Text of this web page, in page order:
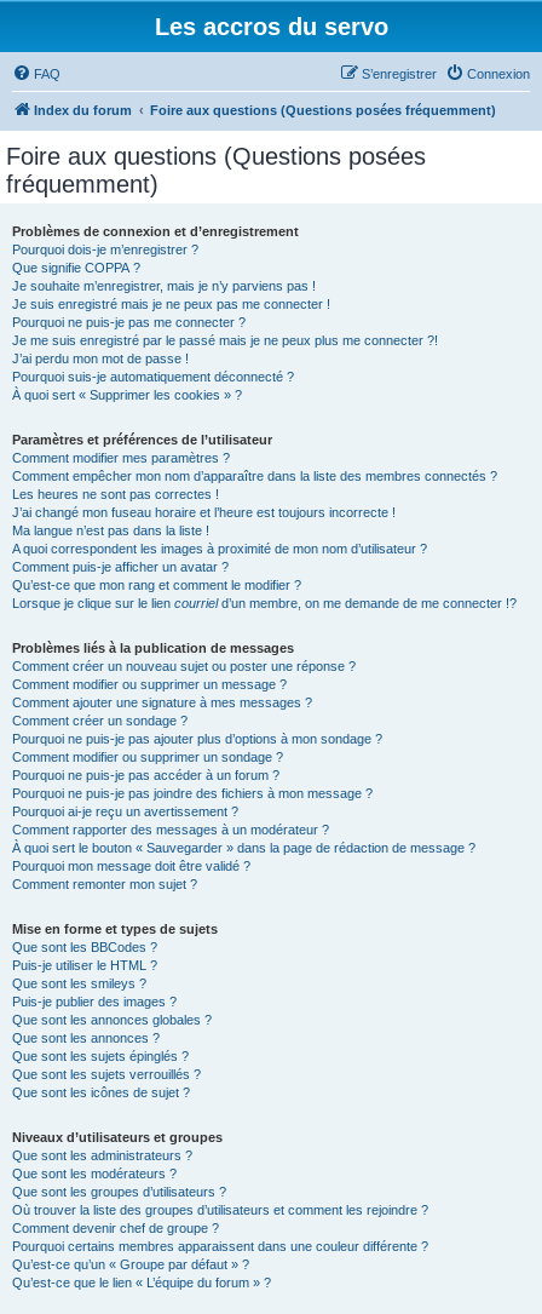
Les accros du servo
FAQ Connexion
S’enregistrer
Index du forum Foire aux questions (Questions posées fréquemment)
Foire aux questions (Questions posées
fréquemment)
Problèmes de connexion et d’enregistrement
Pourquoi dois-je m’enregistrer ?
Que signifie COPPA ?
Je souhaite m’enregistrer, mais je n’y parviens pas !
Je suis enregistré mais je ne peux pas me connecter !
Pourquoi ne puis-je pas me connecter ?
Je me suis enregistré par le passé mais je ne peux plus me connecter ?!
J’ai perdu mon mot de passe !
Pourquoi suis-je automatiquement déconnecté ?
À quoi sert « Supprimer les cookies » ?
Paramètres et préférences de l’utilisateur
Comment modifier mes paramètres ?
Comment empêcher mon nom d’apparaître dans la liste des membres connectés ?
Les heures ne sont pas correctes !
J’ai changé mon fuseau horaire et l’heure est toujours incorrecte !
Ma langue n’est pas dans la liste !
A quoi correspondent les images à proximité de mon nom d’utilisateur ?
Comment puis-je afficher un avatar ?
Qu’est-ce que mon rang et comment le modifier ?
Lorsque je clique sur le lien courrield’un membre, on me demande de me connecter !?
Problèmes liés à la publication de messages
Comment créer un nouveau sujet ou poster une réponse ?
Comment modifier ou supprimer un message ?
Comment ajouter une signature à mes messages ?
Comment créer un sondage ?
Pourquoi ne puis-je pas ajouter plus d’options à mon sondage ?
Comment modifier ou supprimer un sondage ?
Pourquoi ne puis-je pas accéder à un forum ?
Pourquoi ne puis-je pas joindre des fichiers à mon message ?
Pourquoi ai-je reçu un avertissement ?
Comment rapporter des messages à un modérateur ?
À quoi sert le bouton « Sauvegarder » dans la page de rédaction de message ?
Pourquoi mon message doit être validé ?
Comment remonter mon sujet ?
Mise en forme et types de sujets
Que sont les BBCodes ?
Puis-je utiliser le HTML ?
Que sont les smileys ?
Puis-je publier des images ?
Que sont les annonces globales ?
Que sont les annonces ?
Que sont les sujets épinglés ?
Que sont les sujets verrouillés ?
Que sont les icônes de sujet ?
Niveaux d’utilisateurs et groupes
Que sont les administrateurs ?
Que sont les modérateurs ?
Que sont les groupes d’utilisateurs ?
Où trouver la liste des groupes d’utilisateurs et comment les rejoindre ?
Comment devenir chef de groupe ?
Pourquoi certains membres apparaissent dans une couleur différente ?
Qu’est-ce qu’un « Groupe par défaut » ?
Qu’est-ce que le lien « L’équipe du forum » ?